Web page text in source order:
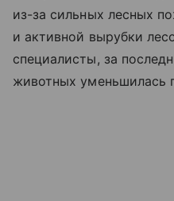
из-за сильных лесных
и активной вырубки
специалисты, за
животных уменьшилась